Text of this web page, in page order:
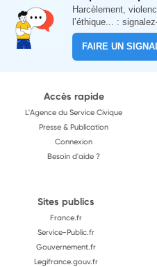
Harcèlement,
l’éthique... :
FAIRE UN
Accès rapide
L'Agence du Service Civique
Presse & Publication
Connexion
Besoin d'aide ?
Sites publics
France.fr
Service-Public.fr
Gouvernement.fr
Legifrance.gouv.fr